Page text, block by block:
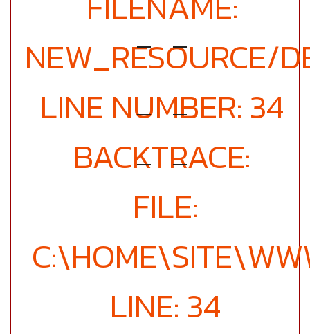
NEW_RESOURCE/
LINE NUMBER: 34
BACKTRACE:
FILE:
LINE: 34